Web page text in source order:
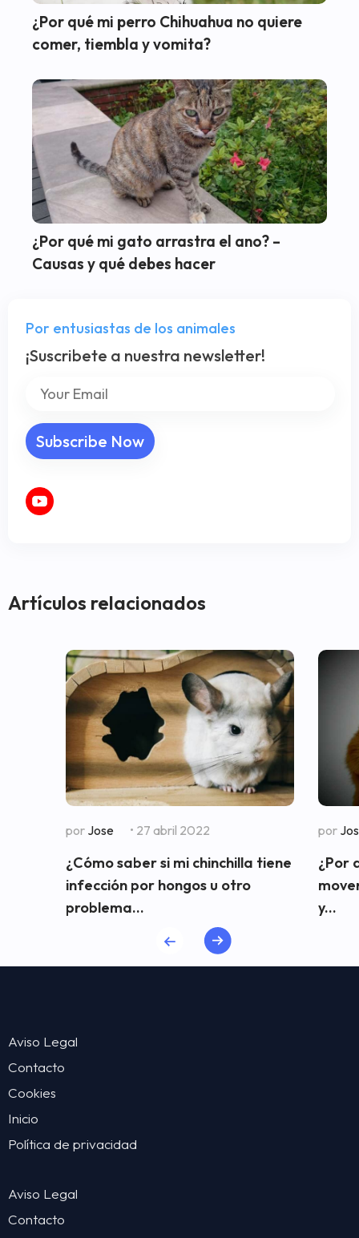
¿Por qué mi perro Chihuahua no quiere
comer, tiembla y vomita?
¿Por qué mi gato arrastra el ano? –
Causas y qué debes hacer
Por entusiastas de los animales
¡Suscribete a nuestra newsletter!
Artículos relacionados
por Jose • 27 abril 2022
¿Cómo saber si mi chinchilla tiene
infección por hongos u otro
problema...
por
¿Por
y...
Aviso Legal
Contacto
Cookies
Inicio
Política de privacidad
Aviso Legal
Contacto